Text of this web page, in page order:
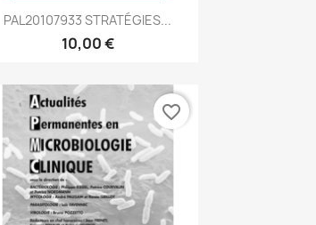
Aperçu rapide
PAL20107933 STRATÉGIES...
10,00 €
favorite_border